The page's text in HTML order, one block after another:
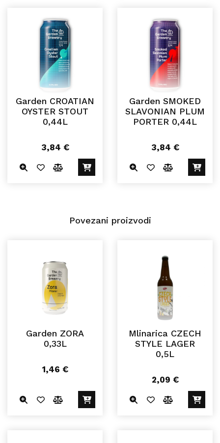
Garden CROATIAN
OYSTER STOUT
0,44L
3,84 €
Garden SMOKED
SLAVONIAN PLUM
PORTER 0,44L
3,84 €
Povezani proizvodi
Garden ZORA
0,33L
1,46 €
Mlinarica CZECH
STYLE LAGER
0,5L
2,09 €